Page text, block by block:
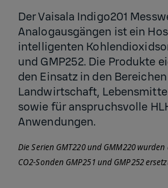
Der Vaisala Indigo201
Analogausgängen ist ein
intelligenten
und GMP252. Die Produkte
den Einsatz in den
Landwirtschaft,
sowie für anspruchsvolle
Anwendungen.
Die Serien GMT220 und GMM220
CO2-Sonden GMP251 und GMP252